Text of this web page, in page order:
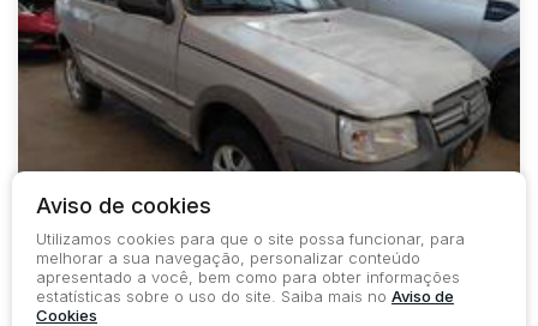
Lote 27
COD.38968
Carros
FIAT / UNO MILLE WAY ECONOMY 1.0 FIRE FLEX 2P FLEX 2010/2011
Aviso de cookies
Utilizamos cookies para que o site possa funcionar, para
melhorar a sua navegação, personalizar conteúdo
apresentado a você, bem como para obter informações
estatísticas sobre o uso do site. Saiba mais no Aviso de
Cookies